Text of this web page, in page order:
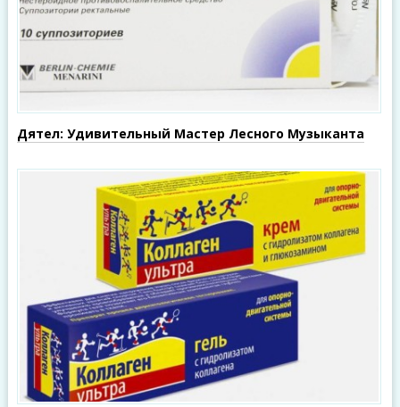
Дятел: Удивительный Мастер Лесного Музыканта